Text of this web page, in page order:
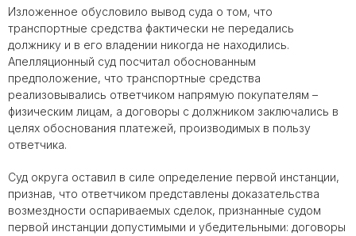
Изложенное обусловило вывод суда о том, что
транспортные средства фактически не передались
должнику и в его владении никогда не находились.
Апелляционный суд посчитал обоснованным
предположение, что транспортные средства
реализовывались ответчиком напрямую покупателям –
физическим лицам, а договоры с должником заключались в
целях обоснования платежей, производимых в пользу
ответчика.
Суд округа оставил в силе определение первой инстанции,
признав, что ответчиком представлены доказательства
возмездности оспариваемых сделок, признанные судом
первой инстанции допустимыми и убедительными: договоры